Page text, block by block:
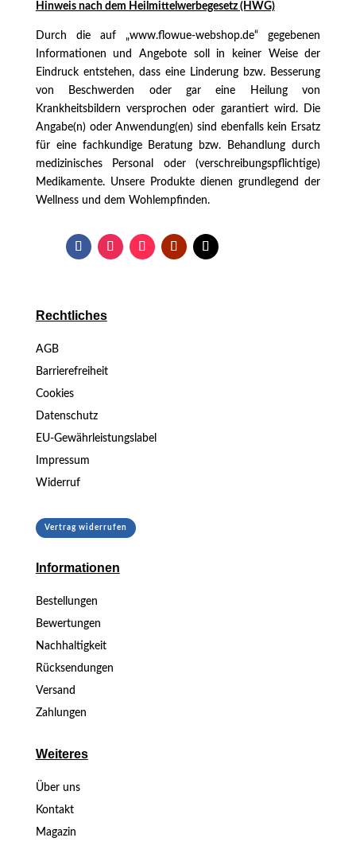
Hinweis nach dem Heilmittelwerbegesetz (HWG)
Durch die auf „www.flowue-webshop.de“ gegebenen
Informationen und Angebote soll in keiner Weise der
Eindruck entstehen, dass eine Linderung bzw. Besserung
von Beschwerden oder gar eine Heilung von
Krankheitsbildern versprochen oder garantiert wird. Die
Angabe(n) oder Anwendung(en) sind ebenfalls kein Ersatz
für eine fachkundige Beratung bzw. Behandlung durch
medizinisches Personal oder (verschreibungspflichtige)
Medikamente. Unsere Produkte dienen grundlegend der
Wellness und dem Wohlempfinden.
Rechtliches
AGB
Barrierefreiheit
Cookies
Datenschutz
EU-Gewährleistungslabel
Impressum
Widerruf
Vertrag widerrufen
Informationen
Bestellungen
Bewertungen
Nachhaltigkeit
Rücksendungen
Versand
Zahlungen
Weiteres
Über uns
Kontakt
Magazin